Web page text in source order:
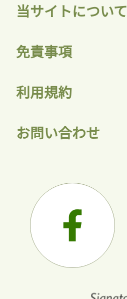
当サイトについて
免責事項
利用規約
お問い合わせ